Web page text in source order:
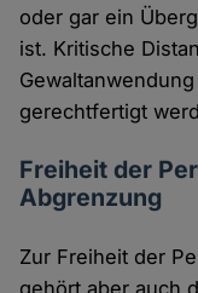
oder gar ein
ist. Kritische
gerechtfertigt
Freiheit der
Abgrenzung
Zur Freiheit der